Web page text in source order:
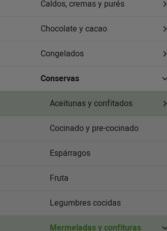
Caldos, cremas y purés
Chocolate y cacao
Congelados
Conservas
Aceitunas y confitados
Cocinado y pre-cocinado
Espárragos
Fruta
Legumbres cocidas
Mermeladas y confituras